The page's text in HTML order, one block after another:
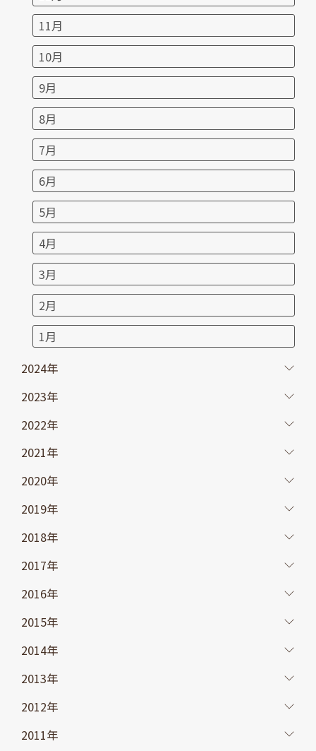
11月
10月
9月
8月
7月
6月
5月
4月
3月
2月
1月
2024年
2023年
2022年
2021年
2020年
2019年
2018年
2017年
2016年
2015年
2014年
2013年
2012年
2011年